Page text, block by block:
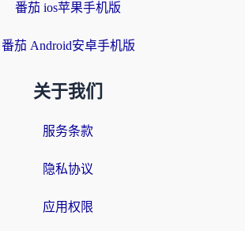
番茄 ios苹果手机版
番茄 Android安卓手机版
关于我们
服务条款
隐私协议
应用权限